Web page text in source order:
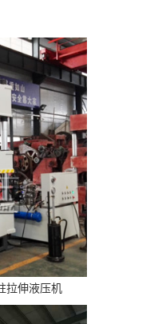
拉伸液压机